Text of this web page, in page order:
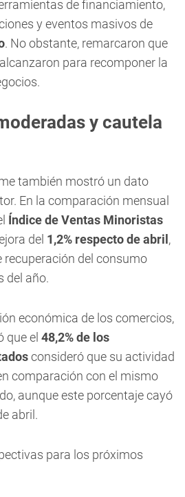
de financiamiento,
y eventos masivos de
. No obstante, remarcaron que
para recomponer la
y cautela
también mostró un dato
En la comparación mensual
Índice de Ventas Minoristas
del 1,2% respecto de abril ,
recuperación del consumo
del año.
económica de los comercios,
que el 48,2% de los
consideró que su actividad
comparación con el mismo
aunque este porcentaje cayó
abril.
para los próximos